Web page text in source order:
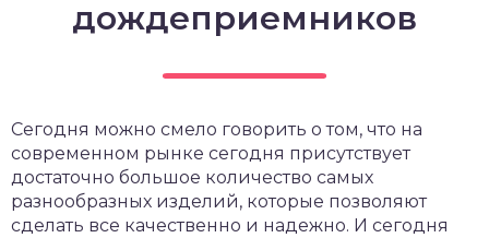
дождеприемников
Сегодня можно смело говорить о том, что на
современном рынке сегодня присутствует
достаточно большое количество самых
разнообразных изделий, которые позволяют
сделать все качественно и надежно. И сегодня